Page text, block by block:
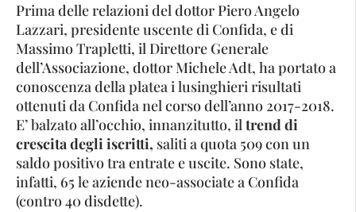
Prima delle relazioni del dottor Piero Angelo
Lazzari, presidente uscente di Confida, e di
Massimo Trapletti, il Direttore Generale
dell’Associazione, dottor Michele Adt, ha portato a
conoscenza della platea i lusinghieri risultati
ottenuti da Confida nel corso dell’anno 2017-2018.
E’ balzato all’occhio, innanzitutto, iltrend di
crescita degli iscritti, saliti a quota 509 con un
saldo positivo tra entrate e uscite. Sono state,
infatti, 65 le aziende neo-associate a Confida
(contro 40 disdette).